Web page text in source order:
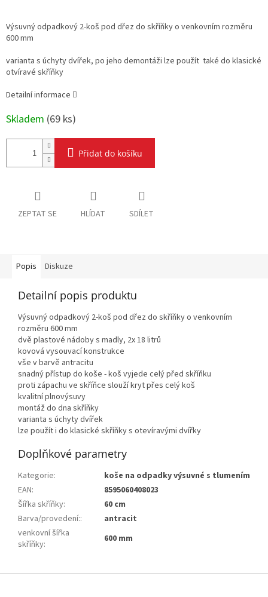
cena:
Výsuvný odpadkový 2-koš pod dřez do skříňky o venkovním rozměru
600 mm
varianta s úchyty dvířek, po jeho demontáži lze použít také do klasické
otvíravé skříňky
Detailní informace
Skladem (69 ks)
Přidat do košíku
ZEPTAT SE HLÍDAT SDÍLET
Popis Diskuze
Detailní popis produktu
Výsuvný odpadkový 2-koš pod dřez do skříňky o venkovním
rozměru 600 mm
dvě plastové nádoby s madly, 2x 18 litrů
kovová vysouvací konstrukce
vše v barvě antracitu
snadný přístup do koše - koš vyjede celý před skříňku
proti zápachu ve skříňce slouží kryt přes celý koš
kvalitní plnovýsuvy
montáž do dna skříňky
varianta s úchyty dvířek
lze použít i do klasické skříňky s otevíravými dvířky
Doplňkové parametry
Kategorie:
koše na odpadky výsuvné s tlumením
EAN:
8595060408023
Šířka skříňky:
60 cm
Barva/provedení::
antracit
venkovní šířka
skříňky: 600 mm
Z